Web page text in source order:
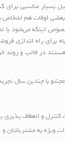
بسیار مناسبی
بعضی اوقات هم
اینکه می‌شود
برای راه اندازی
در قالب و روند
با چندین سال
کنترل و انعطاف
ویژه به